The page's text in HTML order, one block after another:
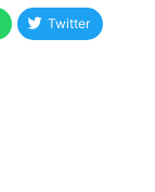
Twitter